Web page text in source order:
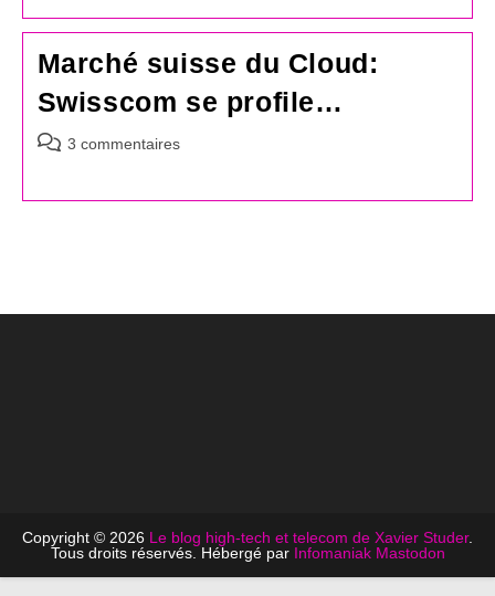
publication :
Marché suisse du Cloud:
Swisscom se profile…
Commentaires
3 commentaires
Copyright © 2026 Le blog high-tech et telecom de Xavier Studer.
Tous droits réservés. Hébergé par Infomaniak Mastodon